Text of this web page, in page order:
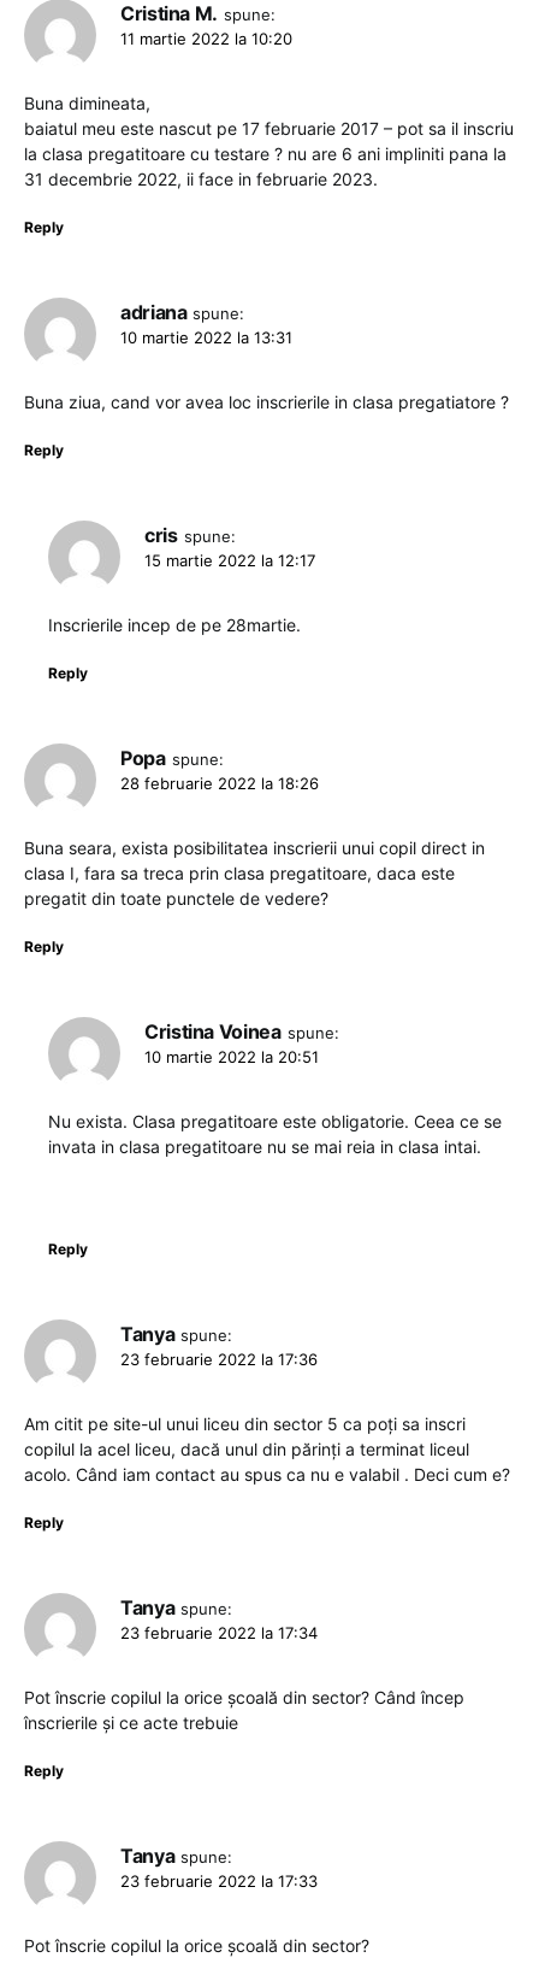
Cristina M. spune:
11 martie 2022 la 10:20
Buna dimineata,
baiatul meu este nascut pe 17 februarie 2017 – pot sa il inscriu
la clasa pregatitoare cu testare ? nu are 6 ani impliniti pana la
31 decembrie 2022, ii face in februarie 2023.
Reply
adriana spune:
10 martie 2022 la 13:31
Buna ziua, cand vor avea loc inscrierile in clasa pregatiatore ?
Reply
cris spune:
15 martie 2022 la 12:17
Inscrierile incep de pe 28martie.
Reply
Popa spune:
28 februarie 2022 la 18:26
Buna seara, exista posibilitatea inscrierii unui copil direct in
clasa I, fara sa treca prin clasa pregatitoare, daca este
pregatit din toate punctele de vedere?
Reply
Cristina Voinea spune:
10 martie 2022 la 20:51
Nu exista. Clasa pregatitoare este obligatorie. Ceea ce se
invata in clasa pregatitoare nu se mai reia in clasa intai.
Reply
Tanya spune:
23 februarie 2022 la 17:36
Am citit pe site-ul unui liceu din sector 5 ca poți sa inscri
copilul la acel liceu, dacă unul din părinți a terminat liceul
acolo. Când iam contact au spus ca nu e valabil . Deci cum e?
Reply
Tanya spune:
23 februarie 2022 la 17:34
Pot înscrie copilul la orice școală din sector? Când încep
înscrierile și ce acte trebuie
Reply
Tanya spune:
23 februarie 2022 la 17:33
Pot înscrie copilul la orice școală din sector?